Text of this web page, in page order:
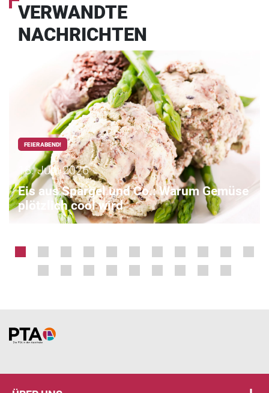
VERWANDTE
NACHRICHTEN
FEIERABEND!
18. Juni 2026
Eis aus Spargel und Co.: Warum Gemüse
plötzlich cool wird
Home